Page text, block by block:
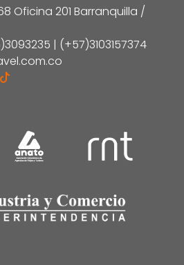
Oficina 201 Barranquilla /
| (+57)3103157374